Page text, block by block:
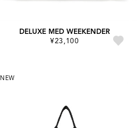
DELUXE MED WEEKENDER
¥23,100
NEW